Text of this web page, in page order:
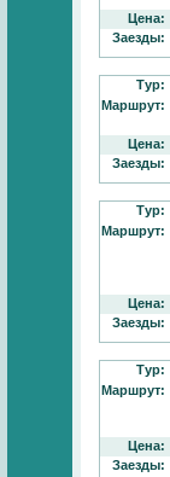
Цена:
Заезды:
Тур:
Маршрут:
Цена:
Заезды:
Тур:
Маршрут:
Цена:
Заезды:
Тур:
Маршрут:
Цена:
Заезды: